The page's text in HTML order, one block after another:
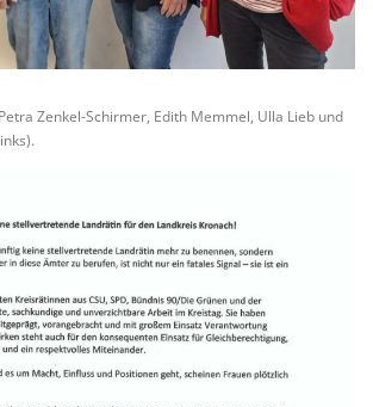
Zenkel-Schirmer, Edith Memmel, Ulla Lieb und